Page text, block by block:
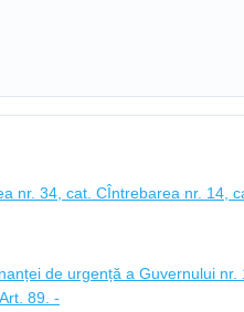
nr. 34, cat. CÎntrebarea nr. 14,
de urgență a Guvernului
89. -